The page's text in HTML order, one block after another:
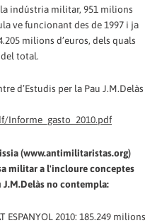
indústria militar, 951 milions
ve funcionant des de 1997 i ja
milions d’euros, dels quals
total.
d’Estudis per la Pau J.M.Delàs
(www.antimilitaristas.org)
militar a l'incloure conceptes
J.M.Delàs no contempla:
ESPANYOL 2010: 185.249 milions